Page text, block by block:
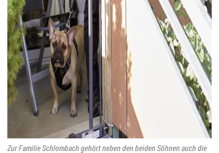
Zur Familie Schlombach gehört neben den beiden Söhnen auch die